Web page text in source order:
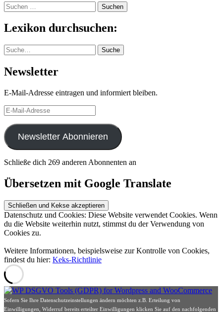
Suchen
nach:
Lexikon durchsuchen:
Suche Suche
Newsletter
E-Mail-Adresse eintragen und informiert bleiben.
E-
Mail-
Adresse
Newsletter Abonnieren
Schließe dich 269 anderen Abonnenten an
Übersetzen mit Google Translate
Datenschutz und Cookies: Diese Website verwendet Cookies. Wenn
du die Website weiterhin nutzt, stimmst du der Verwendung von
Cookies zu.
Weitere Informationen, beispielsweise zur Kontrolle von Cookies,
findest du hier: Keks-Richtlinie
Sofern Sie Ihre Datenschutzeinstellungen ändern möchten z.B. Erteilung von
Einwilligungen, Widerruf bereits erteilter Einwilligungen klicken Sie auf den nachfolgenden